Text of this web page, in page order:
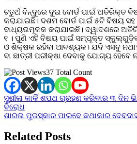
ଚତୁର୍ଥ ବିନ୍ଦୁରେ ଦୁଇ ବୋର୍ଡ ପାଇଁ ଅତିରିକ୍ତ
କରାଯାଇଛି। ଦଶମ ବୋର୍ଡ ପାଇଁ ୫ଟି ବିଷୟ
ବାଧ୍ୟତାମୂଳକ କରାଯାଇଛି। ଦ୍ୱାଦଶରେ
୧ । ପୁଣି ଏହି ବିଷୟ ପାଇଁ ସମ୍ପୃକ୍ତ
ଓ ଶିକ୍ଷକ ରହିବା ଆବଶ୍ୟକ। ଯଦି ଏସବୁ
ବା ଛାତ୍ରୀ ପରୀକ୍ଷା ଦେବାକୁ ଯୋଗ୍ୟ ହେବେ
37 Total Count
Post
navigation
ସୁଶୀଳା କାର୍କି ଶପଥ ଗ୍ରହଣ କରିବାର ୩ ଦିନ
ବିରୋଧ
ଶାରଳା ପୁରସ୍କାର ପାଇବେ କଥାକାର
Related Posts